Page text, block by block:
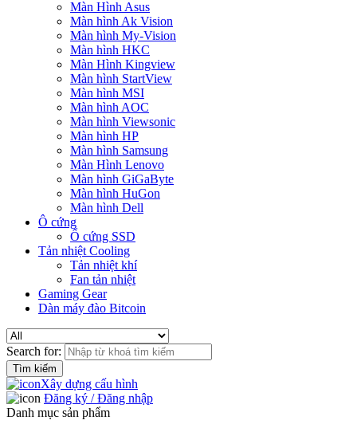
Màn Hình Asus
Màn hình Ak Vision
Màn hình My-Vision
Màn hình HKC
Màn Hình Kingview
Màn hình StartView
Màn hình MSI
Màn hình AOC
Màn hình Viewsonic
Màn hình HP
Màn hình Samsung
Màn Hình Lenovo
Màn hình GiGaByte
Màn hình HuGon
Màn hình Dell
Ô cứng
Ổ cứng SSD
Tản nhiệt Cooling
Tản nhiệt khí
Fan tản nhiệt
Gaming Gear
Dàn máy đào Bitcoin
Search for:
Xây dựng cấu hình
Đăng ký / Đăng nhập
Danh mục sản phẩm